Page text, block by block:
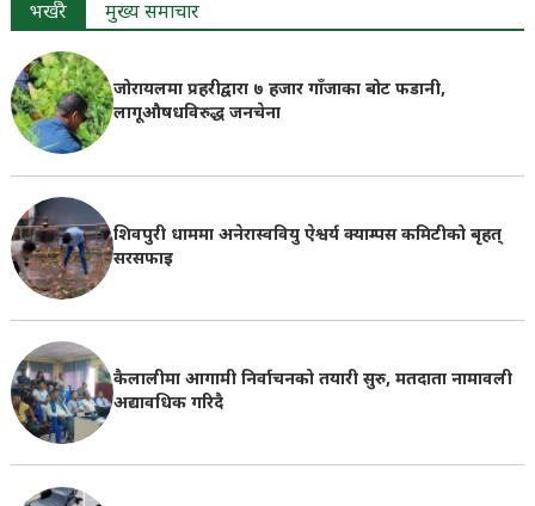
भर्खरै मुख्य समाचार
जोरायलमा प्रहरीद्वारा ७ हजार गाँजाका बोट फडानी,
लागूऔषधविरुद्ध जनचेना
शिवपुरी धाममा अनेरास्ववियु ऐश्वर्य क्याम्पस कमिटीको बृहत्
सरसफाइ
कैलालीमा आगामी निर्वाचनको तयारी सुरु, मतदाता नामावली
अद्यावधिक गरिदै